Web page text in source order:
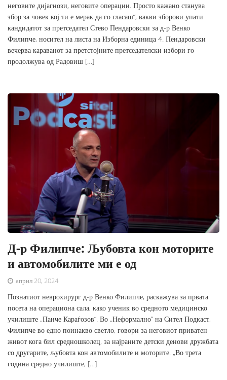
неговите дијагнози, неговите операции. Просто кажано станува
збор за човек кој ти е мерак да го гласаш“, вакви зборови упати
кандидатот за претседател Стево Пендаровски за д-р Венко
Филипче, носител на листа на Изборна единица 4. Пендаровски
вечерва караванот за претстојните претседателски избори го
продолжува од Радовиш […]
Д-р Филипче: Љубовта кон моторите
и автомобилите ми е од
април 20, 2024
Познатиот неврохирург д-р Венко Филипче, раскажува за првата
посета на операциона сала, како ученик во средното медицинско
училиште „Панче Караѓозов“. Во „Неформално“ на Сител Подкаст,
Филипче во едно поинакво светло, говори за неговиот приватен
живот кога бил средношколец, за најраните детски денови дружбата
со другарите, љубовта кон автомобилите и моторите. „Во трета
година средно училиште, […]